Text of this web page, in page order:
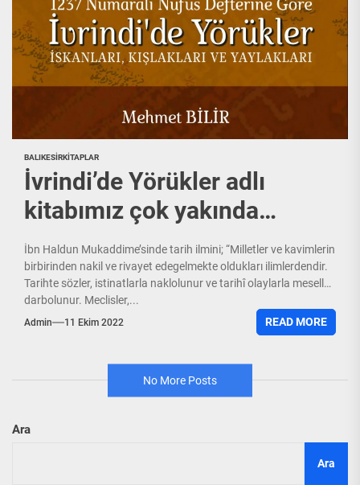
BALIKESIRKITAPLAR
İvrindi’de Yörükler adlı
kitabımız çok yakında…
İbn Haldun Mukaddime’sinde tarih ilmini; “Milletler ve kavimlerin
birbirinden nakil ve rivayet edegelmekte oldukları ilimlerdendir.
Tarihte sözler, istinatlarla naklolunur ve tarihî olaylarla meseller
darbolunur. Meclisler,...
Admin 11 Ekim 2022 READ MORE
No More Posts
Ara
Ara